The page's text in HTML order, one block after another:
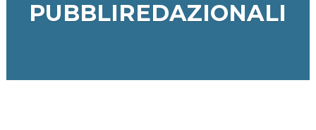
PUBBLIREDAZIONALI